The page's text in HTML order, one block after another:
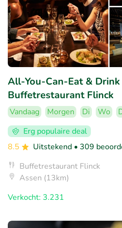
All-You-Can-Eat &
Buffetrestaurant Flinck
Vandaag Morgen Di Wo
Erg populaire deal
8.5
Uitstekend • 309
Buffetrestaurant Flinck
Assen (13km)
Verkocht: 3.231